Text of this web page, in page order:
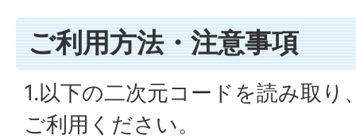
ご利用方法・注意事項
1.以下の二次元コードを読み取り
ご利用ください。